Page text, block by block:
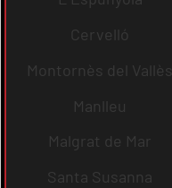
Cervelló
Montornès del Vallès
Manlleu
Malgrat de Mar
Santa Susanna